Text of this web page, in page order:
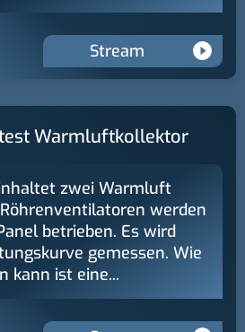
Stream
Warmluftkollektor
zwei Warmluft
werden
betrieben. Es wird
gemessen. Wie
kann ist eine...